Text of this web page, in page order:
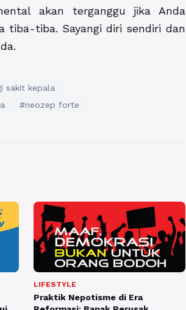
akan terganggu jika Anda
tiba-tiba. Sayangi diri sendiri dan
sakit kepala
#neozep forte
LIFESTYLE
Praktik Nepotisme di Era